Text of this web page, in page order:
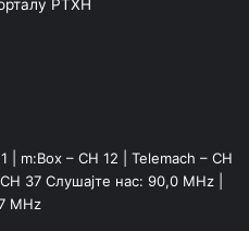
РТХН
| m:Box – CH 12 | Telemach – CH
37 Слушајте нас: 90,0 MHz |
MHz